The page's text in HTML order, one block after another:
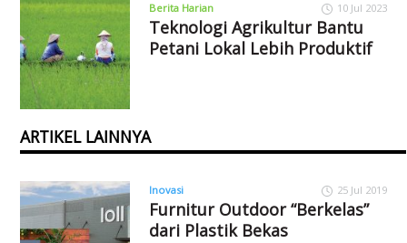
Berita Harian 10 Jul 2023
Teknologi Agrikultur Bantu
Petani Lokal Lebih Produktif
ARTIKEL LAINNYA
Inovasi 25 Jul 2019
Furnitur Outdoor “Berkelas”
dari Plastik Bekas